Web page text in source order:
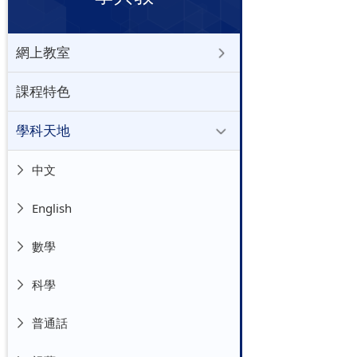
網上教室
課程特色
學科天地
中文
English
數學
科學
普通話